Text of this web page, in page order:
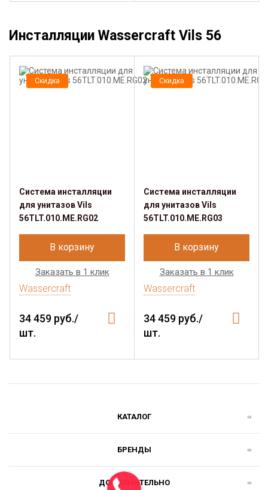
Инсталляции Wassercraft Vils 56
Скидка
Система инсталляции
для унитазов Vils
56TLT.010.ME.RG02
В корзину
Заказать в 1 клик
Wassercraft
34 459 руб./
шт.
Скидка
Система инсталляции
для унитазов Vils
56TLT.010.ME.RG03
В корзину
Заказать в 1 клик
Wassercraft
34 459 руб./
шт.
КАТАЛОГ
БРЕНДЫ
ДОПОЛНИТЕЛЬНО